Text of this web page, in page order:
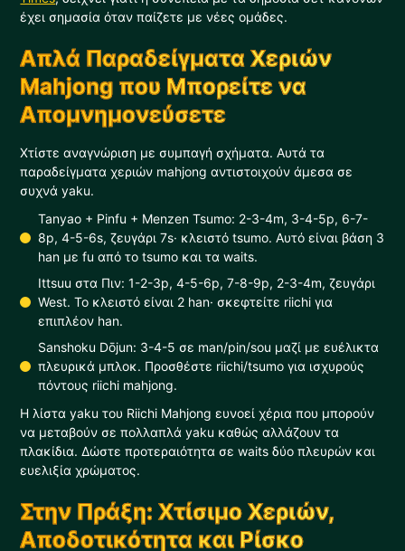
έχει σημασία όταν παίζετε με νέες ομάδες.
Απλά Παραδείγματα Χεριών
Mahjong που Μπορείτε να
Απομνημονεύσετε
Χτίστε αναγνώριση με συμπαγή σχήματα. Αυτά τα
παραδείγματα χεριών mahjong αντιστοιχούν άμεσα σε
συχνά yaku.
Tanyao + Pinfu + Menzen Tsumo: 2-3-4m, 3-4-5p, 6-7-
8p, 4-5-6s, ζευγάρι 7s· κλειστό tsumo. Αυτό είναι βάση 3
han με fu από το tsumo και τα waits.
Ittsuu στα Πιν: 1-2-3p, 4-5-6p, 7-8-9p, 2-3-4m, ζευγάρι
West. Το κλειστό είναι 2 han· σκεφτείτε riichi για
επιπλέον han.
Sanshoku Dōjun: 3-4-5 σε man/pin/sou μαζί με ευέλικτα
πλευρικά μπλοκ. Προσθέστε riichi/tsumo για ισχυρούς
πόντους riichi mahjong.
Η λίστα yaku του Riichi Mahjong ευνοεί χέρια που μπορούν
να μεταβούν σε πολλαπλά yaku καθώς αλλάζουν τα
πλακίδια. Δώστε προτεραιότητα σε waits δύο πλευρών και
ευελιξία χρώματος.
Στην Πράξη: Χτίσιμο Χεριών,
Αποδοτικότητα και Ρίσκο